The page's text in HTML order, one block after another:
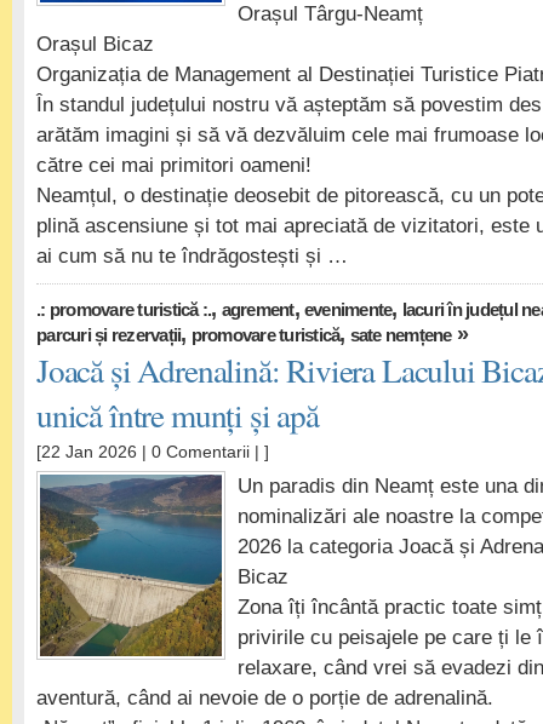
Orașul Târgu-Neamț
Orașul Bicaz
Organizația de Management al Destinației Turistice
În standul județului nostru vă așteptăm să povestim
arătăm imagini și să vă dezvăluim cele mai frumoase
către cei mai primitori oameni!
Neamțul, o destinație deosebit de pitorească, cu un
plină ascensiune și tot mai apreciată de vizitatori, este
ai cum să nu te îndrăgostești și …
.: promovare turistică :., agrement, evenimente, lacuri în județul
parcuri și rezervații, promovare turistică, sate nemțene»
Joacă și Adrenalină: Riviera Lacului
unică între munți și apă
[22 Jan 2026 | 0 Comentarii | ]
Un paradis din Neamț este una
nominalizări ale noastre la
2026 la categoria Joacă și
Bicaz
Zona îți încântă practic toate
privirile cu peisajele pe care ți le
relaxare, când vrei să evadezi
aventură, când ai nevoie de o porție de adrenalină.